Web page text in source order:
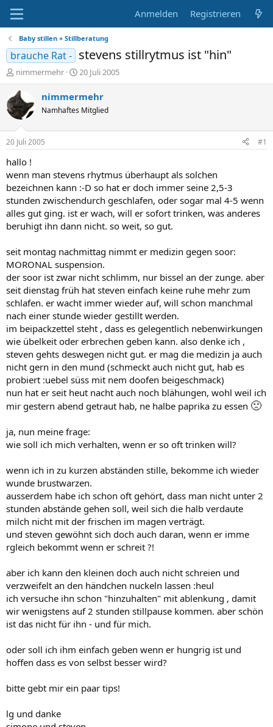
Anmelden Registrieren
Baby stillen + Stillberatung
brauche Rat - stevens stillrytmus ist "hin"
E
r
s
t
e
e
r
nimmermehr
E
r
s
e
t
20 Juli 2005
nimmermehr
Namhaftes Mitglied
20 Juli 2005 #1
hallo !
wenn man stevens rhytmus überhaupt als solchen
bezeichnen kann :-D so hat er doch immer seine 2,5-3
stunden zwischendurch geschlafen, oder sogar mal 4-5 wenn
alles gut ging. ist er wach, will er sofort trinken, was anderes
beruhigt ihn dann nicht. so weit, so gut.
seit montag nachmittag nimmt er medizin gegen soor:
MORONAL suspension.
der soor ist zwar nicht schlimm, nur bissel an der zunge. aber
seit dienstag früh hat steven einfach keine ruhe mehr zum
schlafen. er wacht immer wieder auf, will schon manchmal
nach einer stunde wieder gestillt werden.
im beipackzettel steht , dass es gelegentlich nebenwirkungen
wie übelkeit oder erbrechen geben kann. also denke ich ,
steven gehts deswegen nicht gut. er mag die medizin ja auch
nicht gern in den mund (schmeckt auch nicht gut, hab es
probiert :uebel süss mit nem doofen beigeschmack)
nun hat er seit heut nacht auch noch blähungen, wohl weil ich
mir gestern abend getraut hab, ne halbe paprika zu essen 🙁
ja, nun meine frage:
wie soll ich mich verhalten, wenn er so oft trinken will?
wenn ich in zu kurzen abständen stille, bekomme ich wieder
wunde brustwarzen.
ausserdem habe ich schon oft gehört, dass man nicht unter 2
stunden abstände gehen soll, weil sich die halb verdaute
milch nicht mit der frischen im magen verträgt.
und steven gewöhnt sich doch auch daran, wenn er imme
rgleich bekommt wenn er schreit ?!
aber ich kann den kleinen doch auch nicht schreien und
verzweifelt an den händchen nuckeln lassen :heul
ich versuche ihn schon "hinzuhalten" mit ablenkung , damit
wir wenigstens auf 2 stunden stillpause kommen. aber schön
ist das nicht für ihn - und für mich.
oder soll ich ihm einfach geben wenn er hungrig ist und
hoffen dass es von selbst besser wird?
bitte gebt mir ein paar tips!
lg und danke